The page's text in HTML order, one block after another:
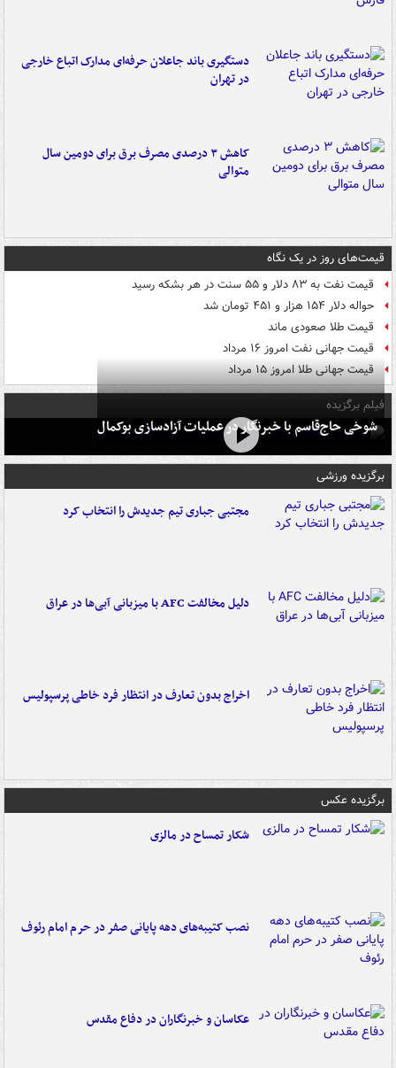
دستگیری باند جاعلان حرفه‌ای مدارک اتباع خارجی
در تهران
کاهش ۳ درصدی مصرف برق برای دومین سال
متوالی
قیمت‌های روز در یک نگاه
قیمت نفت به ۸۳ دلار و ۵۵ سنت در هر بشکه رسید
حواله دلار ۱۵۴ هزار و ۴۵۱ تومان شد
قیمت طلا صعودی ماند
قیمت جهانی نفت امروز ۱۶ مرداد
قیمت جهانی طلا امروز ۱۵ مرداد
فیلم برگزیده
شوخی حاج‌قاسم با خبرنگار در عملیات آزادسازی بوکمال
برگزیده ورزشی
مجتبی جباری تیم جدیدش را انتخاب کرد
دلیل مخالفت AFC با میزبانی آبی‌ها در عراق
اخراج بدون تعارف در انتظار فرد خاطی پرسپولیس
برگزیده عکس
شکار تمساح در مالزی
نصب کتیبه‌های دهه پایانی صفر در حرم امام رئوف
عکاسان و خبرنگاران در دفاع مقدس